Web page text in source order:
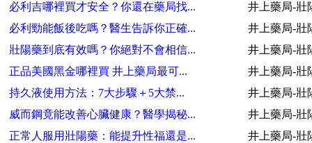
必利吉哪裡買才安全？你還在藥局找...
井上藥局-壯
必利勁能飯後吃嗎？醫生告訴你正確...
井上藥局-壯
壯陽藥到底有效嗎？你絕對不會相信...
井上藥局-壯
正品美國黑金哪裡買 井上藥局最可...
井上藥局-壯
持久液使用方法：7大步驟＋5大禁...
井上藥局-壯
威而鋼竟能改善心臟健康？醫學揭秘...
井上藥局-壯
正常人服用壯陽藥：能提升性福還是...
井上藥局-壯